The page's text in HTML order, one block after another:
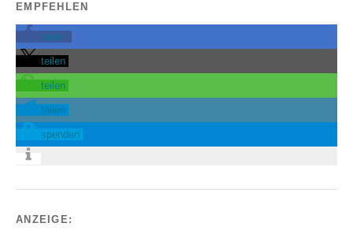
EMPFEHLEN
teilen
teilen
teilen
teilen
spenden
ANZEIGE: